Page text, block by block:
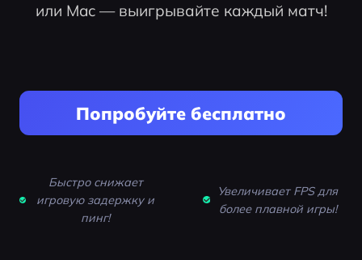
или Mac — выигрывайте каждый матч!
Попробуйте бесплатно
Быстро снижает
игровую задержку и
пинг!
Увеличивает FPS для
более плавной игры!